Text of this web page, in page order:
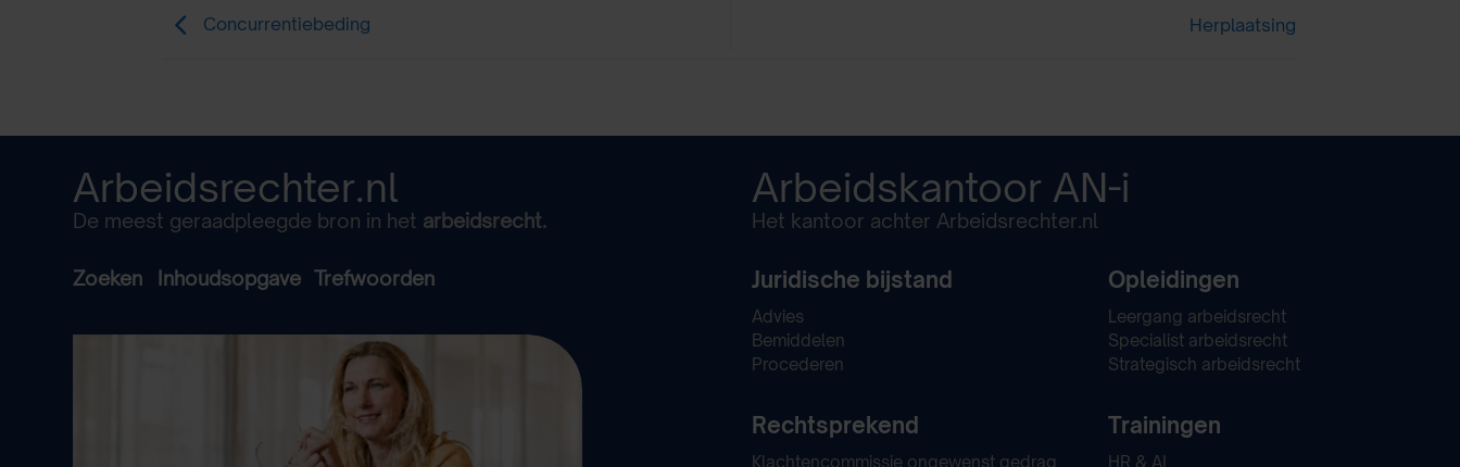
Concurrentiebeding Herplaatsing
Arbeidsrechter.nl
De meest geraadpleegde bron in het arbeidsrecht.
Zoeken Inhoudsopgave Trefwoorden
Arbeidskantoor AN-i
Het kantoor achter Arbeidsrechter.nl
Juridische bijstand
Advies
Bemiddelen
Procederen
Rechtsprekend
Klachtencommissie ongewenst gedrag
Opleidingen
Leergang arbeidsrecht
Specialist arbeidsrecht
Strategisch arbeidsrecht
Trainingen
HR & AI